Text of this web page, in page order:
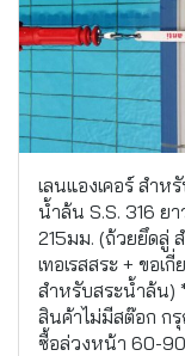
เลนแองเคอร์ สําห
น้ําล้น S.S. 316 ยา
215มม. (ถ้วยยึดลู่
เทอเรสสระ + ขอเกี่
สําหรับสระน้ําล้น)
สินค้าไม่มีสต๊อก ก
ซื้อล่วงหน้า 60-